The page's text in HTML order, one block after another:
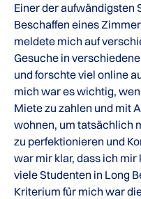
Einer der aufwändigsten
Beschaffen eines
meldete mich auf
Gesuche in
und forschte viel online
mich war es wichtig,
Miete zu zahlen und mit
wohnen, um tatsächlich
zu perfektionieren und
war mir klar, dass ich
viele Studenten in Long
Kriterium für mich war